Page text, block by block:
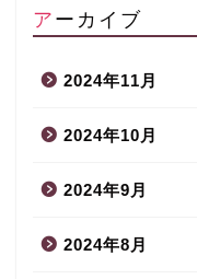
アーカイブ
2024年11月
2024年10月
2024年9月
2024年8月